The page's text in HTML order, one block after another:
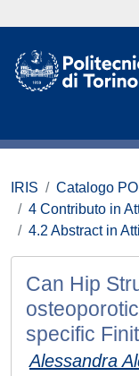
IRIS
Catalogo
4 Contributo in
4.2 Abstract in
Can Hip
specific
Alessandra